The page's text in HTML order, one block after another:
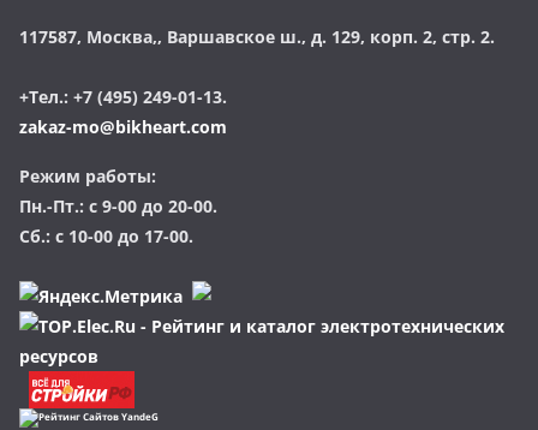
117587, Москва,, Варшавское ш., д. 129, корп. 2, стр. 2.
+Тел.: +7 (495) 249-01-13.
zakaz-mo@bikheart.com
Режим работы:
Пн.-Пт.: с 9-00 до 20-00.
Сб.: с 10-00 до 17-00.